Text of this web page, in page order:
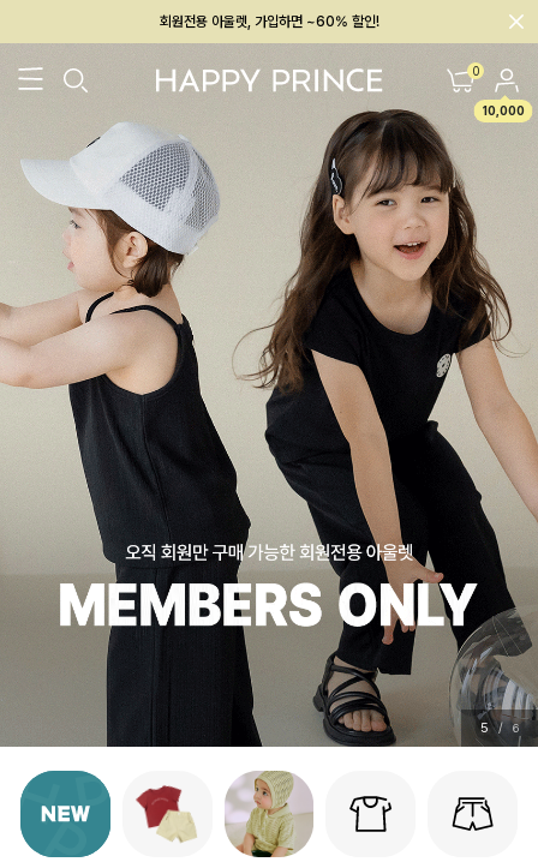
멤버십 최대 28,000원 혜택
0
10,000
26SS 신상 BEST BABY[6~12M] 아우터/상의 하의/레깅스
6 / 6